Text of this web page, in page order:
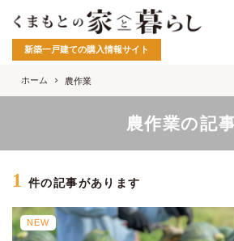
新築一戸建ての購入情報サイト
ホーム 農作業
農作業の記
1 件の記事があります
NEW